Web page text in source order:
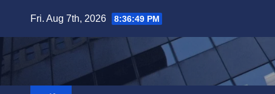
content
Fri. Aug 7th, 2026 8:36:50 PM